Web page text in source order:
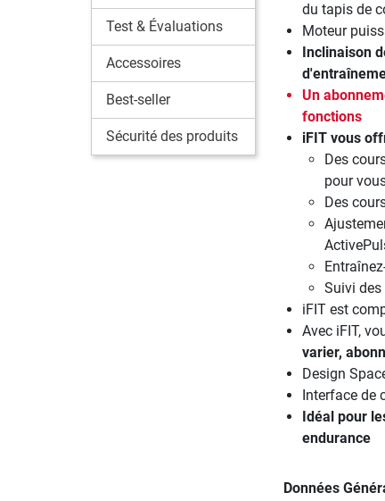
Test & Évaluations
Accessoires
Best-seller
Sécurité des produits
du tapis de
Moteur
Inclinaison
Un
fonctions
iFIT vous
Des
pour
Des
Suivi
iFIT est
Avec iFIT,
varier,
Design
Interface de
Idéal pour
endurance
Données